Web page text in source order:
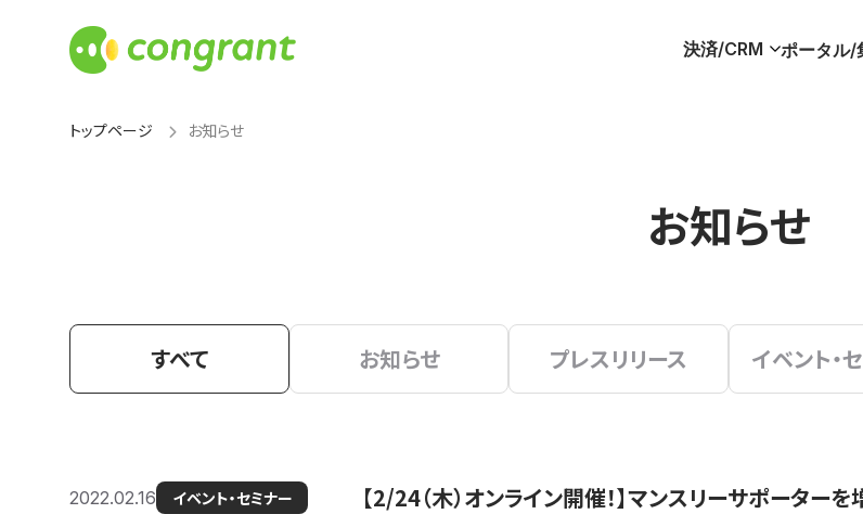
決済/CRM ポータル/
トップページ お知らせ
お知らせ
すべて お知らせ プレスリリース イベント・
2022.02.16 イベント・セミナー 【2/24（木）オンライン開催！】マンスリーサポータ